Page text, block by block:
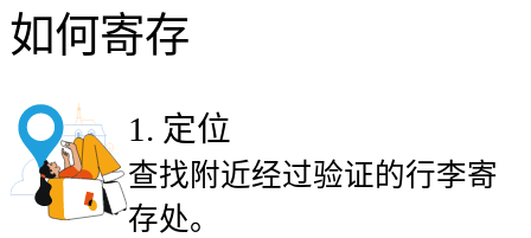
如何寄存
1 . 定位
查找附近经过验证的行李寄
存处。